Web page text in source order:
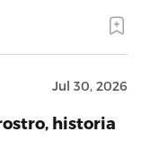
Jul 30, 2026
historia